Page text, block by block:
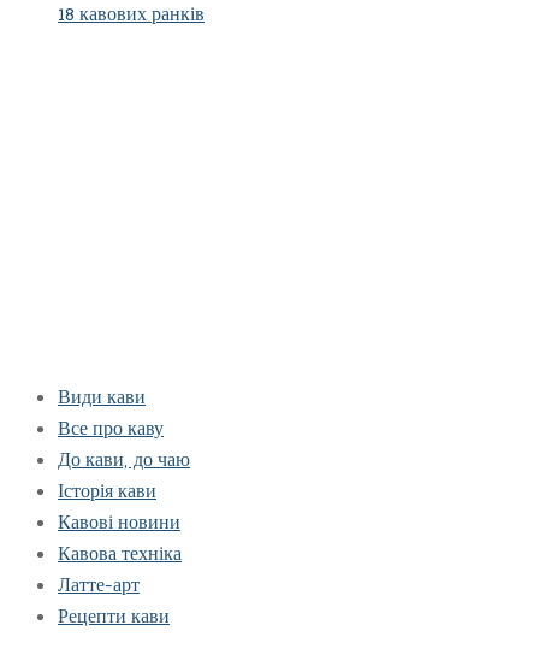
18 кавових ранків
Види кави
Все про каву
До кави, до чаю
Історія кави
Кавові новини
Кавова техніка
Латте-арт
Рецепти кави